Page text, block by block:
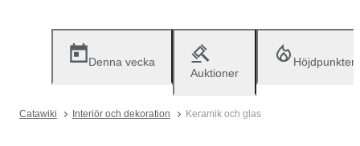
Denna vecka
Auktioner
Höjdpunkter
Catawiki Interiör och dekoration Keramik och glas